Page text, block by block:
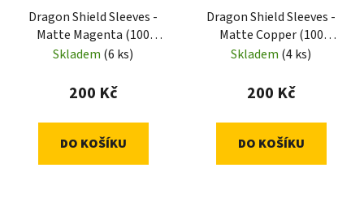
Dragon Shield Sleeves -
Matte Magenta (100
Sleeves)
Skladem (6 ks)
200 Kč
DO KOŠÍKU
Dragon Shield Sleeves -
Matte Copper (100
Sleeves)
Skladem (4 ks)
200 Kč
DO KOŠÍKU